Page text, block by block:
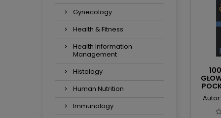
Gynecology
Health & Fitness
Health Information
Management
Histology
Human Nutrition
Immunology
TOP